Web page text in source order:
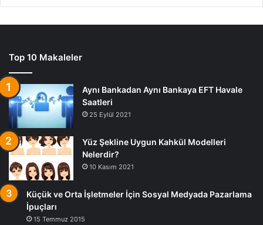
Top 10 Makaleler
Aynı Bankadan Aynı Bankaya EFT Havale
Saatleri
25 Eylül 2021
Yüz Şekline Uygun Kahkül Modelleri
Nelerdir?
10 Kasım 2021
Küçük ve Orta İşletmeler İçin Sosyal Medyada Pazarlama
İpuçları
15 Temmuz 2015